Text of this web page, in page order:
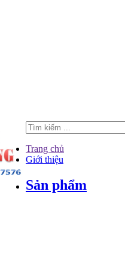
Trang chủ
Giới thiệu
Sản phẩm